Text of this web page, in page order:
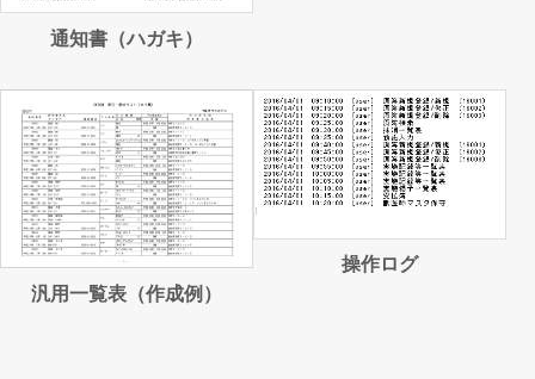
通知書（ハガキ）
汎用一覧表（作成例）
操作ログ